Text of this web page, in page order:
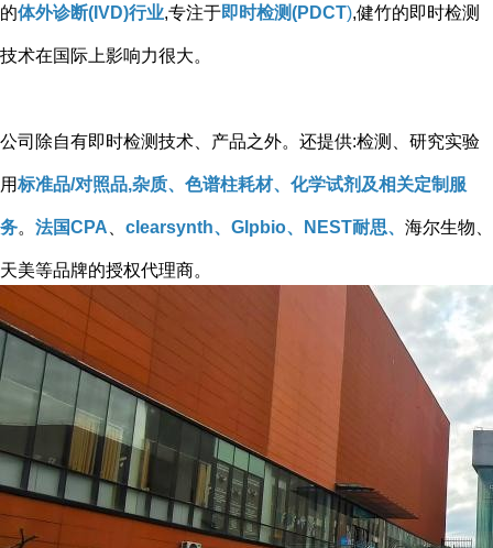
的体外诊断(IVD)行业,专注于即时检测(PDCT),健竹的即时检测
技术在国际上影响力很大。
公司除自有即时检测技术、产品之外。还提供:检测、研究实验
用标准品/对照品,杂质、色谱柱耗材、化学试剂及相关定制服
务。 法国CPA clearsynth、Glpbio、NEST耐思、 海尔生物、
天美等品牌的授权代理商。